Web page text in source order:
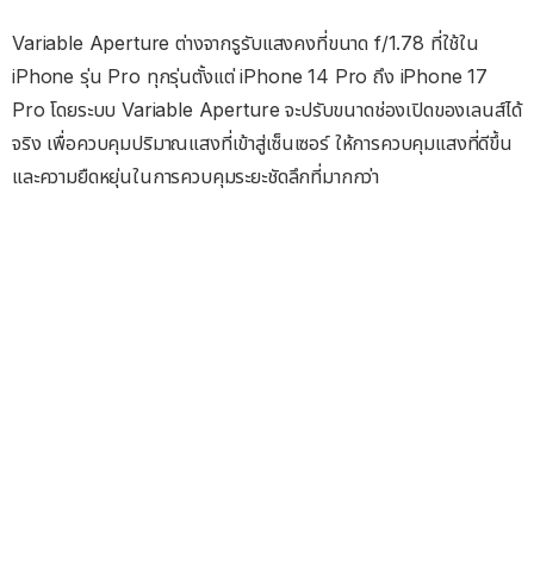
Variable Aperture ต่างจากรูรับแสงคงที่ขนาด f/1.78 ที่ใช้ใน
iPhone รุ่น Pro ทุกรุ่นตั้งแต่ iPhone 14 Pro ถึง iPhone 17
Pro โดยระบบ Variable Aperture จะปรับขนาดช่องเปิดของเลนส์ได้
จริง เพื่อควบคุมปริมาณแสงที่เข้าสู่เซ็นเซอร์ ให้การควบคุมแสงที่ดีขึ้น
และความยืดหยุ่นในการควบคุมระยะชัดลึกที่มากกว่า